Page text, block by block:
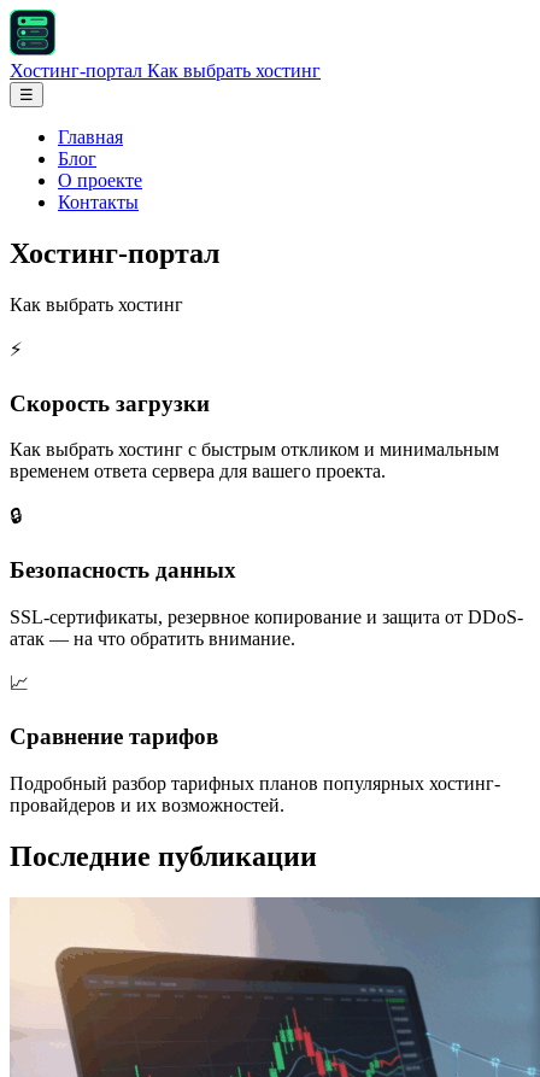
Хостинг-портал Как выбрать хостинг
☰
Главная
Блог
О проекте
Контакты
Хостинг-портал
Как выбрать хостинг
⚡
Скорость загрузки
Как выбрать хостинг с быстрым откликом и минимальным
временем ответа сервера для вашего проекта.
🔒
Безопасность данных
SSL-сертификаты, резервное копирование и защита от DDoS-
атак — на что обратить внимание.
📈
Сравнение тарифов
Подробный разбор тарифных планов популярных хостинг-
провайдеров и их возможностей.
Последние публикации